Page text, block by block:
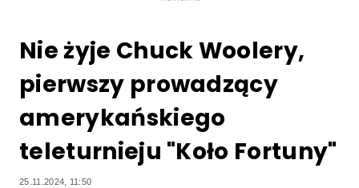
Nie żyje Chuck Woolery,
pierwszy prowadzący
amerykańskiego
teleturnieju "Koło Fortuny"
25.11.2024, 11:50